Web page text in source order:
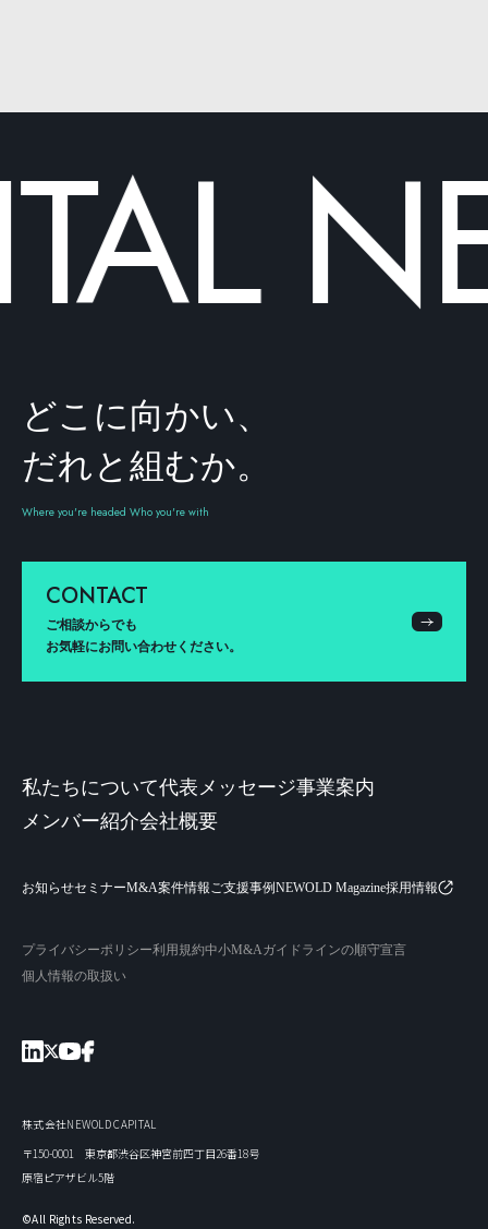
どこに向かい、
だれと組むか。
Where you're headed Who you're with
CONTACT
ご相談からでも
お気軽にお問い合わせください。
私たちについて代表メッセージ事業案内
メンバー紹介会社概要
お知らせセミナーM&A案件情報 ご支援事例NEWOLD Magazine採用情報
プライバシーポリシー利用規約中小M&Aガイドラインの順守宣言
個人情報の取扱い
株式会社NEWOLD CAPITAL
〒150-0001 東京都渋谷区神宮前四丁目26番18号
原宿ピアザビル5階
©All Rights Reserved.